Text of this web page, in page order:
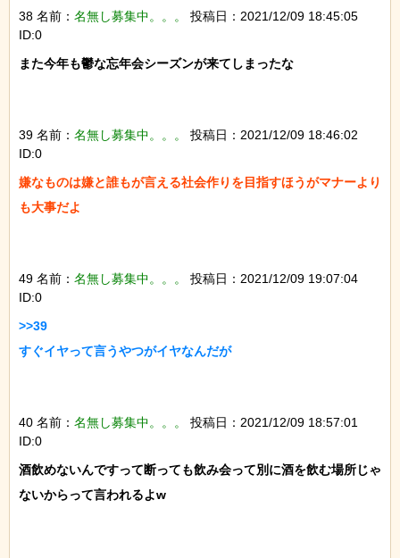
38 名前： 名無し募集中。。。
投稿日：2021/12/09 18:45:05
ID:0
また今年も鬱な忘年会シーズンが来てしまったな
39 名前： 名無し募集中。。。
投稿日：2021/12/09 18:46:02
ID:0
嫌なものは嫌と誰もが言える社会作りを目指すほうがマナーより
も大事だよ
49 名前： 名無し募集中。。。
投稿日：2021/12/09 19:07:04
ID:0
>>39
すぐイヤって言うやつがイヤなんだが
40 名前： 名無し募集中。。。
投稿日：2021/12/09 18:57:01
ID:0
酒飲めないんですって断っても飲み会って別に酒を飲む場所じゃ
ないからって言われるよw